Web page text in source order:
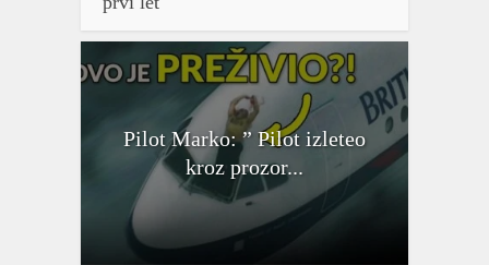
Pilot Marko: ” Pilot izleteo
kroz prozor...